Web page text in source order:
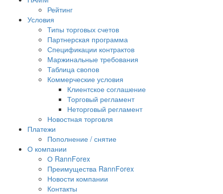
Рейтинг
Условия
Типы торговых счетов
Партнерская программа
Спецификации контрактов
Маржинальные требования
Таблица свопов
Коммерческие условия
Клиентское соглашение
Торговый регламент
Неторговый регламент
Новостная торговля
Платежи
Пополнение / снятие
О компании
О RannForex
Преимущества RannForex
Новости компании
Контакты